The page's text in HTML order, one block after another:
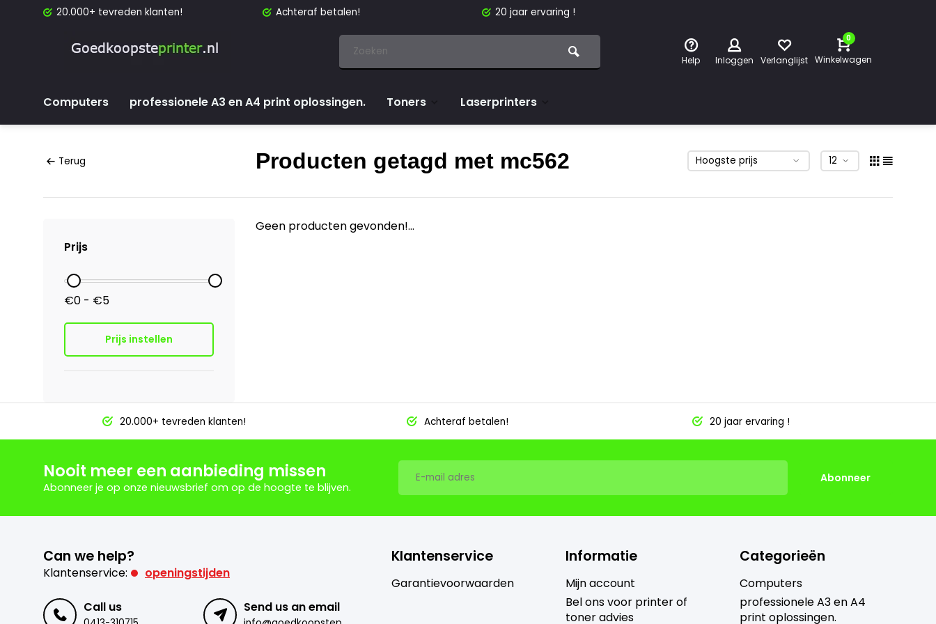
20.000+ tevreden klanten! Achteraf betalen! 20 jaar ervaring !
Help Inloggen Verlanglijst
0
Winkelwagen
Computers professionele A3 en A4 print oplossingen. Toners Laserprinters
Terug Producten getagd met mc562
Prijs
€0 - €5
Prijs instellen
Geen producten gevonden!...
20.000+ tevreden klanten! Achteraf betalen! 20 jaar ervaring !
Nooit meer een aanbieding missen
Abonneer je op onze nieuwsbrief om op de hoogte te blijven.
Abonneer
Can we help?
Klantenservice: openingstijden
Call us
Send us an email
Klantenservice
Garantievoorwaarden
Informatie
Mijn account
Bel ons voor printer of
toner advies
Categorieën
Computers
professionele A3 en A4
print oplossingen.